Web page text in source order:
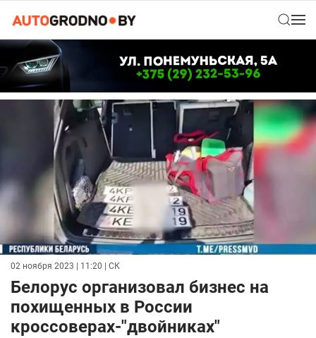
02 ноября 2023 | 11:20 | СК
Белорус организовал бизнес на
похищенных в России
кроссоверах-"двойниках"